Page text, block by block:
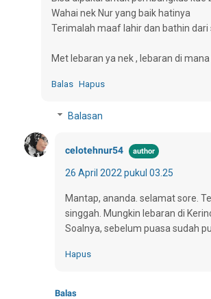
Wahai nek Nur yang baik hatinya
Terimalah maaf lahir dan bathin dari
Met lebaran ya nek , lebaran di mana
Balas Hapus
Balasan
celotehnur54
26 April 2022 pukul 03.25
Mantap, ananda. selamat sore.
singgah. Mungkin lebaran di
Soalnya, sebelum puasa sudah
Hapus
Balas